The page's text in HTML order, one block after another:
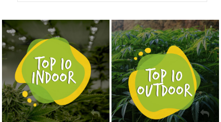
NASIONA MARIHUANY TOP 10 INDOOR
KUP TERAZ NASIONA MARIHUANY TOP 10 OUTDOOR
KUP TERAZ